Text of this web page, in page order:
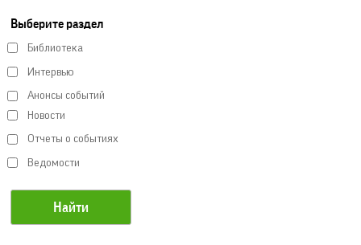
Выберите раздел
Библиотека
Интервью
Анонсы событий
Новости
Отчеты о событиях
Ведомости